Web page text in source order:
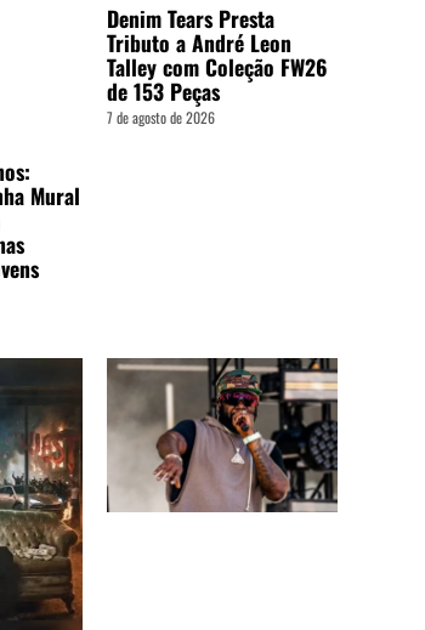
Mural
Denim Tears Presta
Tributo a André Leon
Talley com Coleção FW26
de 153 Peças
7 de agosto de 2026